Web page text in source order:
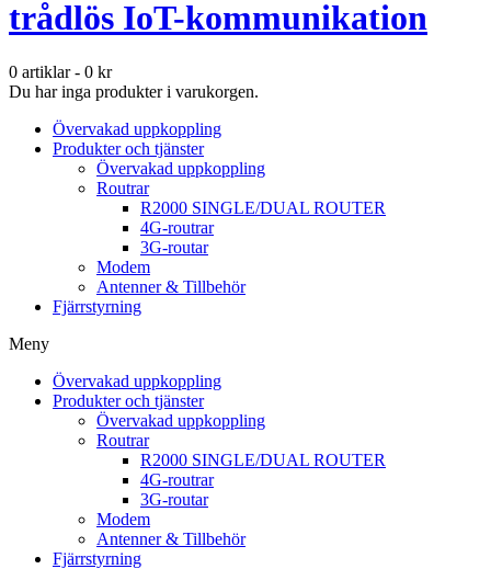
0 artiklar - 0 kr
Du har inga produkter i varukorgen.
Övervakad uppkoppling
Produkter och tjänster
Övervakad uppkoppling
Routrar
R2000 SINGLE/DUAL ROUTER
4G-routrar
3G-routar
Modem
Antenner & Tillbehör
Fjärrstyrning
Meny
Övervakad uppkoppling
Produkter och tjänster
Övervakad uppkoppling
Routrar
R2000 SINGLE/DUAL ROUTER
4G-routrar
3G-routar
Modem
Antenner & Tillbehör
Fjärrstyrning